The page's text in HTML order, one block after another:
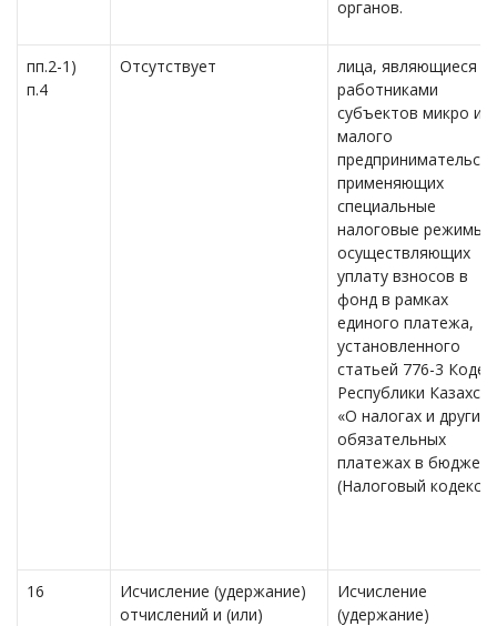
органов.
пп.2-1)
п.4
Отсутствует
лица, являющиеся
работниками
субъектов микро и
малого
применяющих
специальные
налоговые режимы и
осуществляющих
уплату взносов в
фонд в рамках
единого платежа,
установленного
статьей 776-3
Республики
«О налогах и других
обязательных
платежах в бюджет»
(Налоговый кодекс);
16
Исчисление (удержание)
отчислений и (или)
Исчисление
(удержание)